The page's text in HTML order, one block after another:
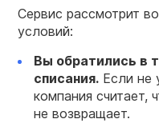
Сервис рассмотрит
условий:
Вы обратились в
списания. Если не
компания считает,
не возвращает.